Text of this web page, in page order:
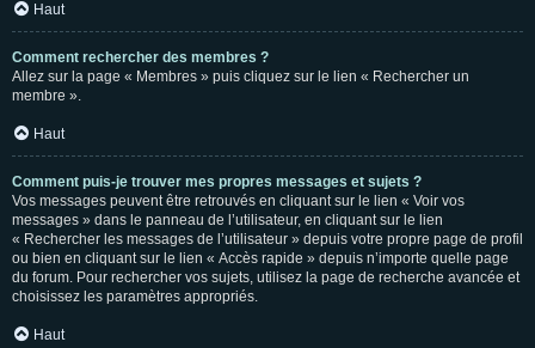
Haut
Comment rechercher des membres ?
Allez sur la page « Membres » puis cliquez sur le lien « Rechercher un
membre ».
Haut
Comment puis-je trouver mes propres messages et sujets ?
Vos messages peuvent être retrouvés en cliquant sur le lien « Voir vos
messages » dans le panneau de l’utilisateur, en cliquant sur le lien
« Rechercher les messages de l’utilisateur » depuis votre propre page de profil
ou bien en cliquant sur le lien « Accès rapide » depuis n’importe quelle page
du forum. Pour rechercher vos sujets, utilisez la page de recherche avancée et
choisissez les paramètres appropriés.
Haut